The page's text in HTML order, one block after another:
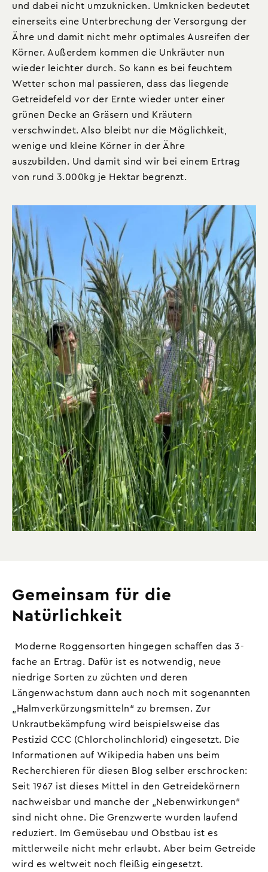
und dabei nicht umzuknicken. Umknicken bedeutet
einerseits eine Unterbrechung der Versorgung der
Ähre und damit nicht mehr optimales Ausreifen der
Körner. Außerdem kommen die Unkräuter nun
wieder leichter durch. So kann es bei feuchtem
Wetter schon mal passieren, dass das liegende
Getreidefeld vor der Ernte wieder unter einer
grünen Decke an Gräsern und Kräutern
verschwindet. Also bleibt nur die Möglichkeit,
wenige und kleine Körner in der Ähre
auszubilden. Und damit sind wir bei einem Ertrag
von rund 3.000kg je Hektar begrenzt.
Gemeinsam für die
Natürlichkeit
Moderne Roggensorten hingegen schaffen das 3-
fache an Ertrag. Dafür ist es notwendig, neue
niedrige Sorten zu züchten und deren
Längenwachstum dann auch noch mit sogenannten
„Halmverkürzungsmitteln“ zu bremsen. Zur
Unkrautbekämpfung wird beispielsweise das
Pestizid CCC (Chlorcholinchlorid) eingesetzt. Die
Informationen auf Wikipedia haben uns beim
Recherchieren für diesen Blog selber erschrocken:
Seit 1967 ist dieses Mittel in den Getreidekörnern
nachweisbar und manche der „Nebenwirkungen“
sind nicht ohne. Die Grenzwerte wurden laufend
reduziert. Im Gemüsebau und Obstbau ist es
mittlerweile nicht mehr erlaubt. Aber beim Getreide
wird es weltweit noch fleißig eingesetzt.